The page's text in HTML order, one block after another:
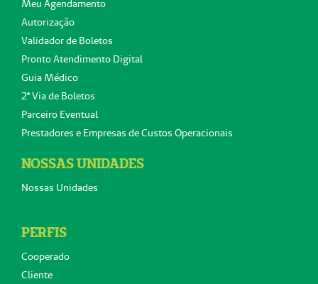
Meu Agendamento
Autorização
Validador de Boletos
Pronto Atendimento Digital
Guia Médico
2ª Via de Boletos
Parceiro Eventual
Prestadores e Empresas de Custos Operacionais
NOSSAS UNIDADES
Nossas Unidades
PERFIS
Cooperado
Cliente